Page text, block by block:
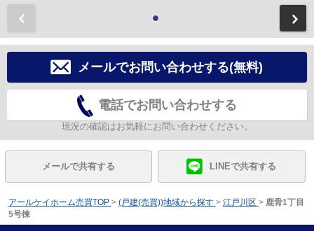
メールでお問い合わせする(無料)
電話でお問い合わせする
現況の確認はお気軽にお問い合わせください。
メールで共有する LINEで共有する
アールケイホーム売買TOP > (戸建(売買))地域から探す > 江戸川区 > 鹿骨1丁目
5号棟